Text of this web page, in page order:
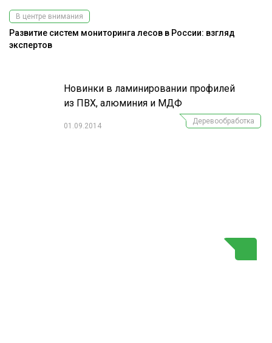
Новинки в ламинировании профилей
из ПВХ, алюминия и МДФ
01.09.2014
Деревообработка
В центре внимания
Развитие систем мониторинга лесов в России: взгляд
экспертов